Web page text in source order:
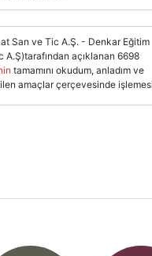
San ve Tic A.Ş. - Denkar Eğitim
açıklanan 6698
tamamını okudum, anladım ve
amaçlar çerçevesinde işlemesi
Kanunu'na uygun olarak
Zübeyde Hanım Eğitim
ya da üreticilerden ürün ve/veya
belirlemek üzere bilgilerin